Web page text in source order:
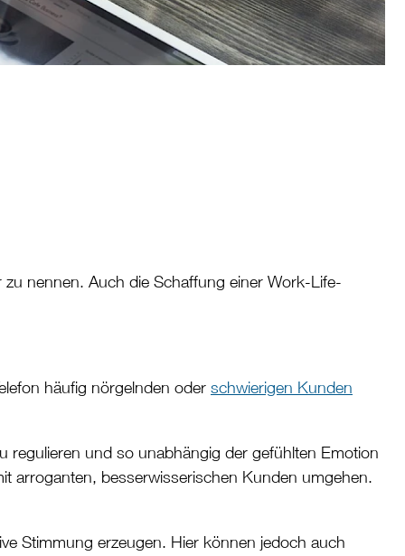
nennen. Auch die Schaffung einer Work-Life-
häufig nörgelnden oder schwierigen Kunden
regulieren und so unabhängig der gefühlten Emotion
arroganten, besserwisserischen Kunden umgehen.
Stimmung erzeugen. Hier können jedoch auch